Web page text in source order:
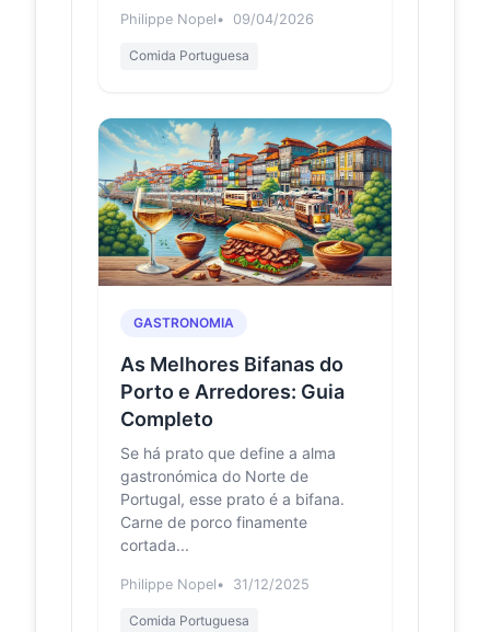
Maria Pia (deutsch Maria-Pia-
Brücke) ist eine stillgelegte
Eisenbahnbrücke über den D...
Bridge Stock
Photos, High-
Res Pictures,
and Images -
Getty Images
Ponte Maria Pia bridge 1877, Ponte
de São João railway bridge, bridges
over River Douro, Porto, Portugal,
Bridge in
Porto
inaugurated
146 years
ago -
Museu
Nacional
Soares dos
Reis
The D. Maria Pia Bridge is a railway
infrastructure that served the
Northern Line over the River Douro,
between the citi...
Philippe Nopel 09/04/2026
Comida Portuguesa
GASTRONOMIA
As Melhores Bifanas do
Porto e Arredores: Guia
Completo
Se há prato que define a alma
gastronómica do Norte de
Portugal, esse prato é a bifana.
Carne de porco finamente
cortada...
Philippe Nopel 31/12/2025
Comida Portuguesa